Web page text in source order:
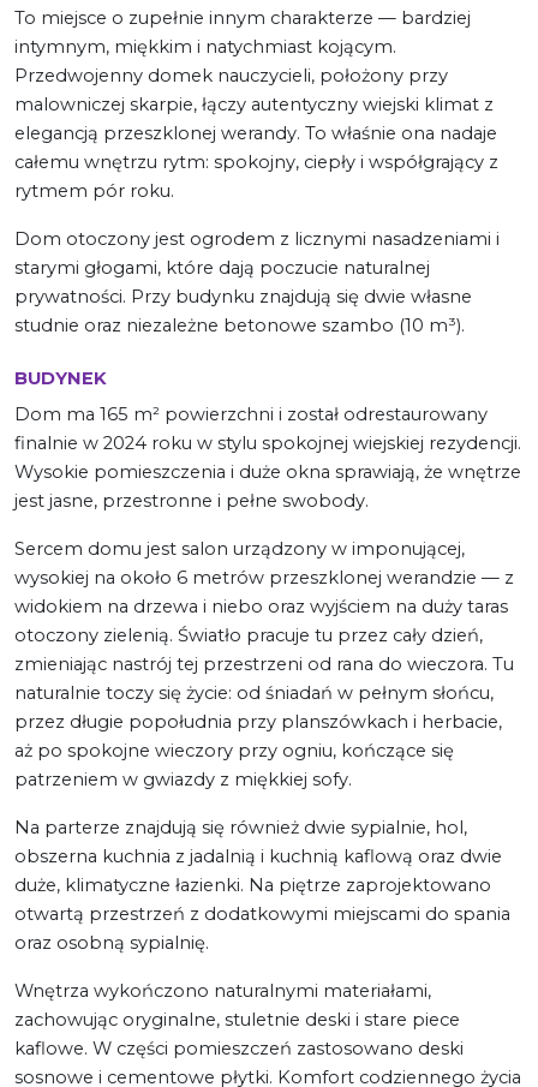
To miejsce o zupełnie innym charakterze — bardziej
intymnym, miękkim i natychmiast kojącym.
Przedwojenny domek nauczycieli, położony przy
malowniczej skarpie, łączy autentyczny wiejski klimat z
elegancją przeszklonej werandy. To właśnie ona nadaje
całemu wnętrzu rytm: spokojny, ciepły i współgrający z
rytmem pór roku.
Dom otoczony jest ogrodem z licznymi nasadzeniami i
starymi głogami, które dają poczucie naturalnej
prywatności. Przy budynku znajdują się dwie własne
studnie oraz niezależne betonowe szambo (10 m³).
BUDYNEK
Dom ma 165 m² powierzchni i został odrestaurowany
finalnie w 2024 roku w stylu spokojnej wiejskiej rezydencji.
Wysokie pomieszczenia i duże okna sprawiają, że wnętrze
jest jasne, przestronne i pełne swobody.
Sercem domu jest salon urządzony w imponującej,
wysokiej na około 6 metrów przeszklonej werandzie — z
widokiem na drzewa i niebo oraz wyjściem na duży taras
otoczony zielenią. Światło pracuje tu przez cały dzień,
zmieniając nastrój tej przestrzeni od rana do wieczora. Tu
naturalnie toczy się życie: od śniadań w pełnym słońcu,
przez długie popołudnia przy planszówkach i herbacie,
aż po spokojne wieczory przy ogniu, kończące się
patrzeniem w gwiazdy z miękkiej sofy.
Na parterze znajdują się również dwie sypialnie, hol,
obszerna kuchnia z jadalnią i kuchnią kaflową oraz dwie
duże, klimatyczne łazienki. Na piętrze zaprojektowano
otwartą przestrzeń z dodatkowymi miejscami do spania
oraz osobną sypialnię.
Wnętrza wykończono naturalnymi materiałami,
zachowując oryginalne, stuletnie deski i stare piece
kaflowe. W części pomieszczeń zastosowano deski
sosnowe i cementowe płytki. Komfort codziennego życia